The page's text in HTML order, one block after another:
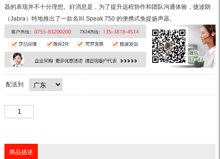
器的表现并不十分理想。好消息是，为了提升远程协作和团队沟通体验，捷波朗
（Jabra）特地推出了一款名叫 Speak 750 的便携式免提扬声器。
配送到
商品描述